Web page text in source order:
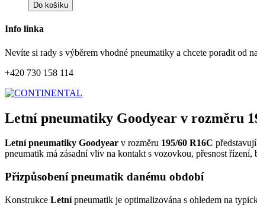
Do košíku
Info linka
Nevíte si rady s výběrem vhodné pneumatiky a chcete poradit od
+420 730 158 114
Letní pneumatiky Goodyear v rozměru
Letní pneumatiky Goodyear v rozměru 195/60 R16C
pneumatik má zásadní vliv na kontakt s vozovkou, přesnost
Přizpůsobení pneumatik danému období
Konstrukce Letnípneumatik je optimalizována s ohledem na